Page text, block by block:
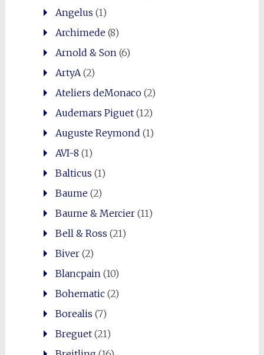
Angelus (1)
Archimede(8)
Arnold & Son (6)
ArtyA (2)
Ateliers deMonaco(2)
Audemars Piguet(12)
Auguste Reymond (1)
AVI-8 (1)
Balticus (1)
Baume(2)
Baume & Mercier(11)
Bell & Ross (21)
Biver(2)
Blancpain (10)
Bohematic(2)
Borealis (7)
Breguet(21)